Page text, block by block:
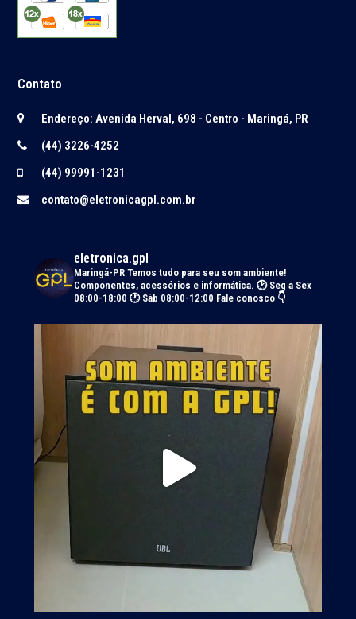
Contato
Endereço: Avenida Herval, 698 - Centro - Maringá, PR
(44) 3226-4252
(44) 99991-1231
contato@eletronicagpl.com.br
eletronica.gpl
Maringá-PRTemos tudo para seu som ambiente!
Componentes, acessórios e informática. 🕑 Seg a Sex
08:00-18:00 🕐 Sáb 08:00-12:00 Fale conosco 👇